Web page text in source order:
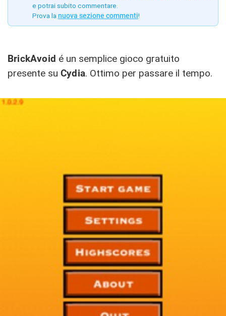
e potrai subito commentare.
Prova la nuova sezione commenti!
BrickAvoid é un semplice gioco gratuito
presente su Cydia. Ottimo per passare il tempo.